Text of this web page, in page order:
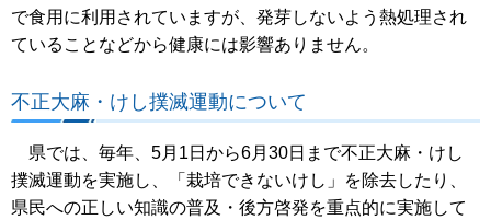
で食用に利用されていますが、発芽しないよう熱処理され
ていることなどから健康には影響ありません。
不正大麻・けし撲滅運動について
県では、毎年、5月1日から6月30日まで不正大麻・けし
撲滅運動を実施し、「栽培できないけし」を除去したり、
県民への正しい知識の普及・後方啓発を重点的に実施して